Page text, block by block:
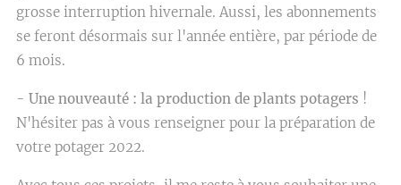
grosse interruption hivernale. Aussi, les abonnements
se feront désormais sur l'année entière, par période de
6 mois.
- Une nouveauté : la production de plants potagers !
N'hésiter pas à vous renseigner pour la préparation de
votre potager 2022.